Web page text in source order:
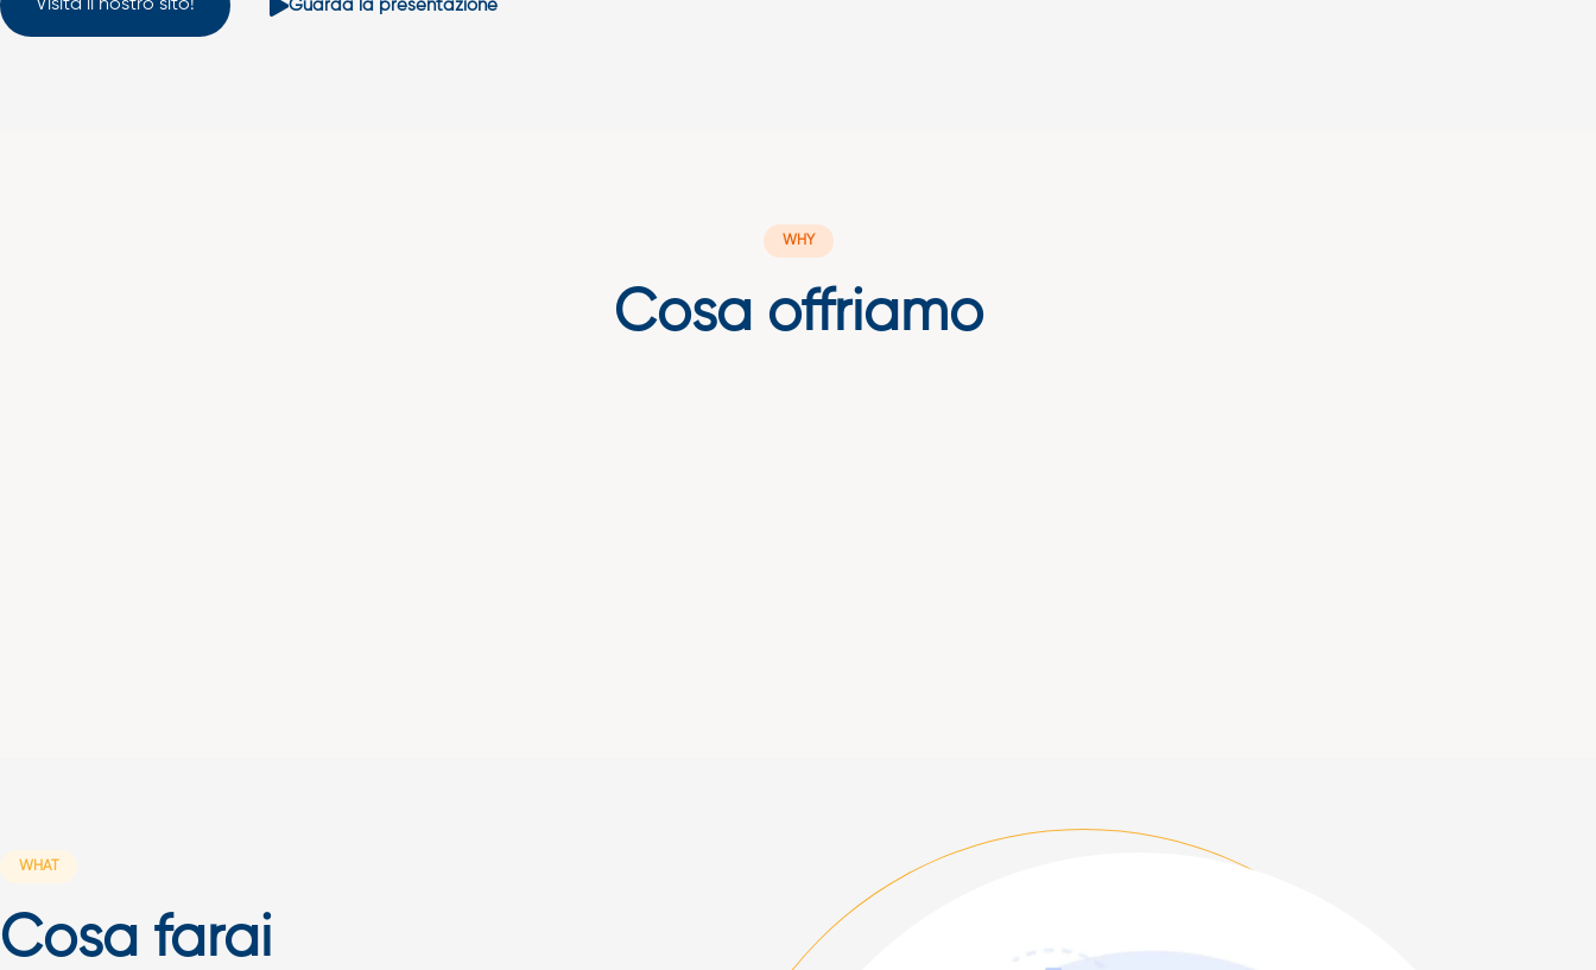
Visita il nostro sito! Guarda la presentazione
WHY
Cosa offriamo
WHAT
Cosa farai